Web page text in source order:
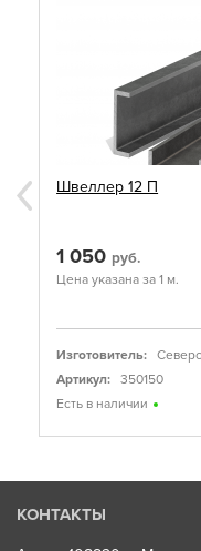
Швеллер 12 П
1 050 руб.
Цена указана за 1 м.
Изготовитель:
Артикул:
350150
Есть в наличии
КОНТАКТЫ